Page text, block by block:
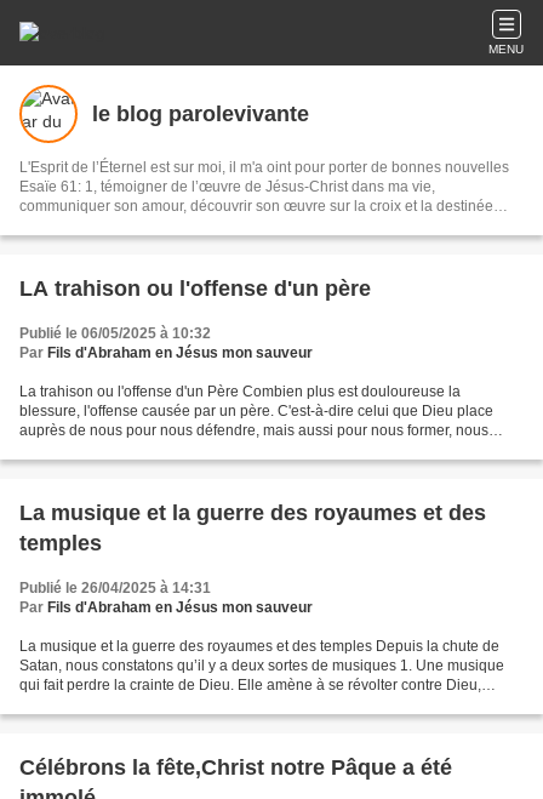
MENU
le blog parolevivante
L'Esprit de l’Éternel est sur moi, il m'a oint pour porter de bonnes nouvelles
Esaïe 61: 1, témoigner de l’œuvre de Jésus-Christ dans ma vie,
communiquer son amour, découvrir son œuvre sur la croix et la destinée
LA trahison ou l'offense d'un père
Publié le 06/05/2025 à 10:32
Par Fils d'Abraham en Jésus mon sauveur
La trahison ou l'offense d'un Père Combien plus est douloureuse la
blessure, l'offense causée par un père. C'est-à-dire celui que Dieu place
auprès de nous pour nous défendre, mais aussi pour nous former, nous
La musique et la guerre des royaumes et des
temples
Publié le 26/04/2025 à 14:31
Par Fils d'Abraham en Jésus mon sauveur
La musique et la guerre des royaumes et des temples Depuis la chute de
Satan, nous constatons qu’il y a deux sortes de musiques 1. Une musique
qui fait perdre la crainte de Dieu. Elle amène à se révolter contre Dieu,
Célébrons la fête,Christ notre Pâque a été